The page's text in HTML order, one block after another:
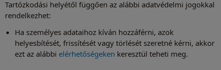
Tartózkodási helyétől függően az alábbi adatvédelmi jogokkal
rendelkezhet:
Ha személyes adataihoz kíván hozzáférni, azok
helyesbítését, frissítését vagy törlését szeretné kérni, akkor
ezt az alábbi elérhetőségeken keresztül teheti meg.